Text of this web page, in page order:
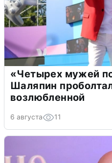
«Четырех мужей
Шаляпин
возлюбленной
6 августа 11